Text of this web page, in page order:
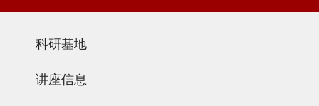
科研基地
讲座信息